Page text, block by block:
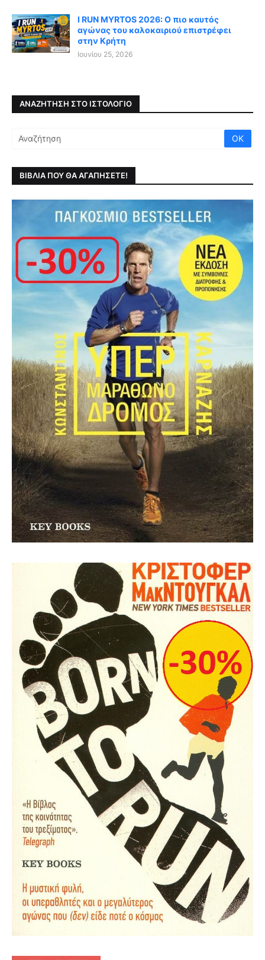
I RUN MYRTOS 2026: Ο πιο καυτός
αγώνας του καλοκαιριού επιστρέφει
στην Κρήτη
Ιουνίου 25, 2026
ΑΝΑΖΉΤΗΣΗ ΣΤΟ ΙΣΤΟΛΌΓΙΟ
ΒΙΒΛΙΑ ΠΟΥ ΘΑ ΑΓΑΠΗΣΕΤΕ!